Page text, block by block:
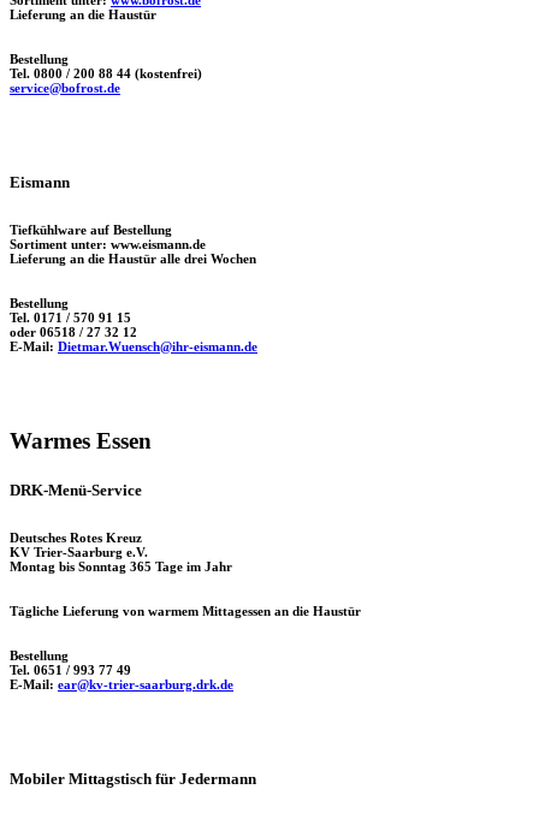
Lieferung an die Haustür
Bestellung
Tel. 0800 / 200 88 44 (kostenfrei)
service@bofrost.de
Eismann
Tiefkühlware auf Bestellung
Sortiment unter: www.eismann.de
Lieferung an die Haustür alle drei Wochen
Bestellung
Tel. 0171 / 570 91 15
oder 06518 / 27 32 12
E-Mail: Dietmar.Wuensch@ihr-eismann.de
Warmes Essen
DRK-Menü-Service
Deutsches Rotes Kreuz
KV Trier-Saarburg e.V.
Montag bis Sonntag 365 Tage im Jahr
Tägliche Lieferung von warmem Mittagessen an die Haustür
Bestellung
Tel. 0651 / 993 77 49
E-Mail: ear@kv-trier-saarburg.drk.de
Mobiler Mittagstisch für Jedermann